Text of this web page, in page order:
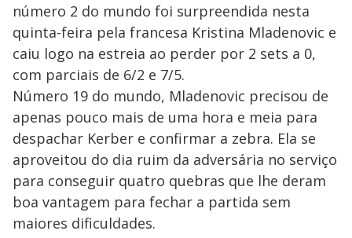
número 2 do mundo foi surpreendida nesta
quinta-feira pela francesa Kristina Mladenovic e
caiu logo na estreia ao perder por 2 sets a 0,
com parciais de 6/2 e 7/5.
Número 19 do mundo, Mladenovic precisou de
apenas pouco mais de uma hora e meia para
despachar Kerber e confirmar a zebra. Ela se
aproveitou do dia ruim da adversária no serviço
para conseguir quatro quebras que lhe deram
boa vantagem para fechar a partida sem
maiores dificuldades.